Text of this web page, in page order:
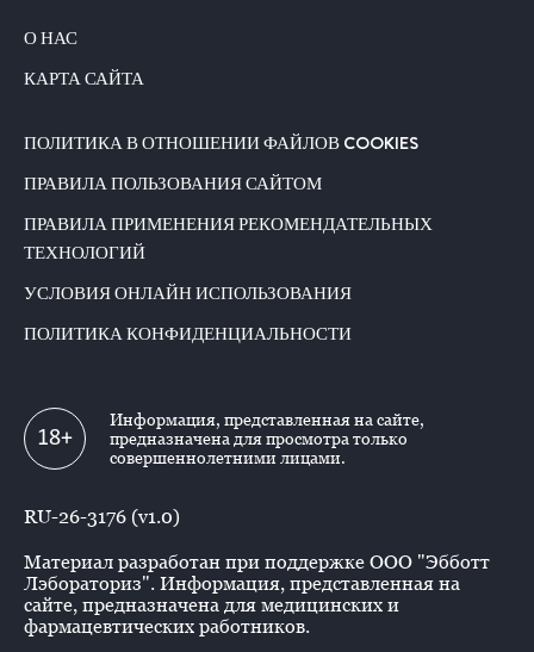
О НАС
КАРТА САЙТА
ПОЛИТИКА В ОТНОШЕНИИ ФАЙЛОВ COOKIES
ПРАВИЛА ПОЛЬЗОВАНИЯ САЙТОМ
ПРАВИЛА ПРИМЕНЕНИЯ РЕКОМЕНДАТЕЛЬНЫХ
ТЕХНОЛОГИЙ
УСЛОВИЯ ОНЛАЙН ИСПОЛЬЗОВАНИЯ
ПОЛИТИКА КОНФИДЕНЦИАЛЬНОСТИ
18+
Информация, представленная на сайте,
предназначена для просмотра только
совершеннолетними лицами.
RU-26-3176 (v1.0)
Материал разработан при поддержке ООО "Эбботт
Лэбораториз". Информация, представленная на
сайте, предназначена для медицинских и
фармацевтических работников.